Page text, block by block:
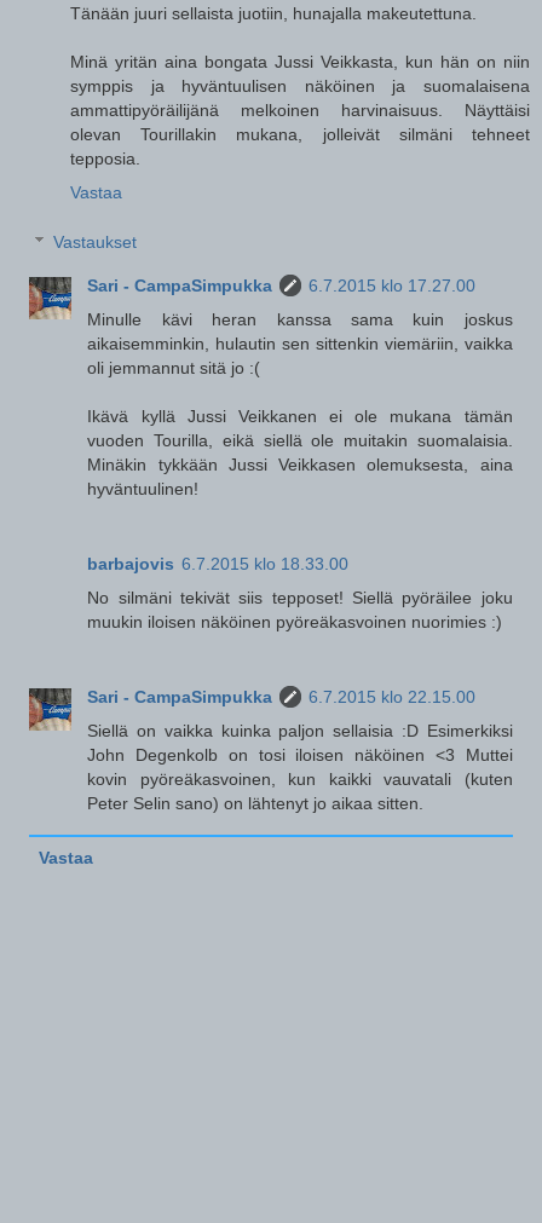
Tänään juuri sellaista juotiin, hunajalla makeutettuna.
Minä yritän aina bongata Jussi Veikkasta, kun hän on niin
symppis ja hyväntuulisen näköinen ja suomalaisena
ammattipyöräilijänä melkoinen harvinaisuus. Näyttäisi
olevan Tourillakin mukana, jolleivät silmäni tehneet
tepposia.
Vastaa
Vastaukset
Sari - CampaSimpukka
6.7.2015 klo 17.27.00
Minulle kävi heran kanssa sama kuin joskus
aikaisemminkin, hulautin sen sittenkin viemäriin, vaikka
oli jemmannut sitä jo :(
Ikävä kyllä Jussi Veikkanen ei ole mukana tämän
vuoden Tourilla, eikä siellä ole muitakin suomalaisia.
Minäkin tykkään Jussi Veikkasen olemuksesta, aina
hyväntuulinen!
barbajovis 6.7.2015 klo 18.33.00
No silmäni tekivät siis tepposet! Siellä pyöräilee joku
muukin iloisen näköinen pyöreäkasvoinen nuorimies :)
Sari - CampaSimpukka
6.7.2015 klo 22.15.00
Siellä on vaikka kuinka paljon sellaisia :D Esimerkiksi
John Degenkolb on tosi iloisen näköinen <3 Muttei
kovin pyöreäkasvoinen, kun kaikki vauvatali (kuten
Peter Selin sano) on lähtenyt jo aikaa sitten.
Vastaa